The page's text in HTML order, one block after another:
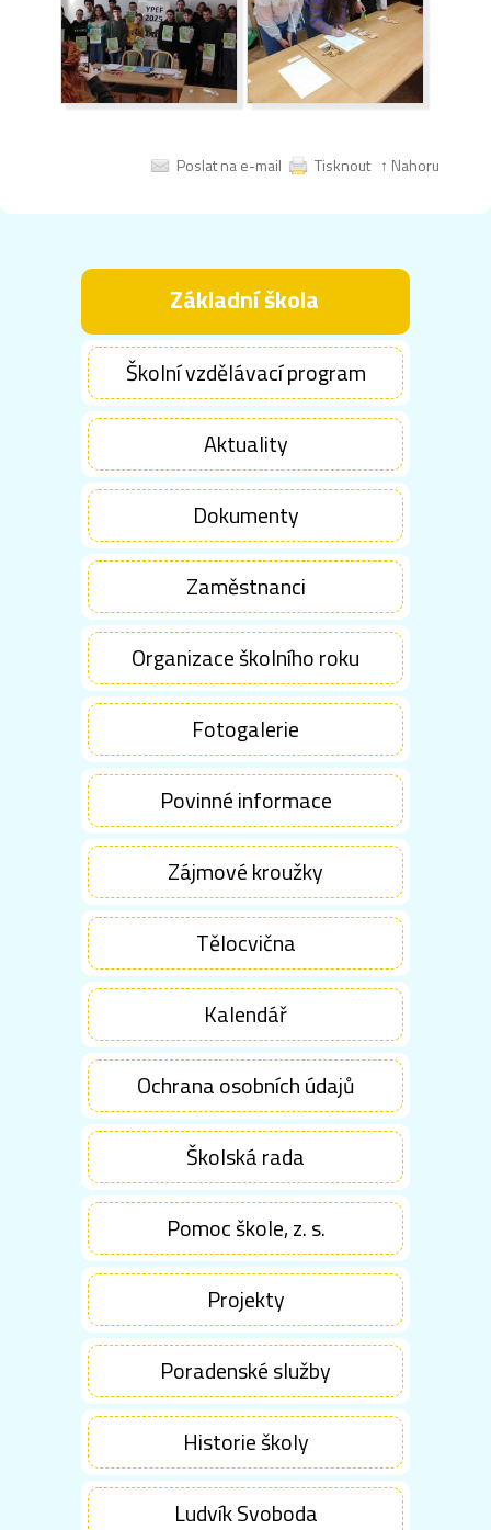
Poslat na e-mail Tisknout ↑ Nahoru
Základní škola
Školní vzdělávací program
Aktuality
Dokumenty
Zaměstnanci
Organizace školního roku
Fotogalerie
Povinné informace
Zájmové kroužky
Tělocvična
Kalendář
Ochrana osobních údajů
Školská rada
Pomoc škole, z. s.
Projekty
Poradenské služby
Historie školy
Ludvík Svoboda